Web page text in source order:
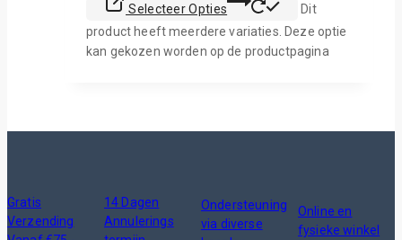
Selecteer Opties
Dit
product heeft meerdere variaties. Deze optie
kan gekozen worden op de productpagina
Gratis
Verzending
14 Dagen
Annulerings
Ondersteuning
via diverse
Online en
fysieke winkel